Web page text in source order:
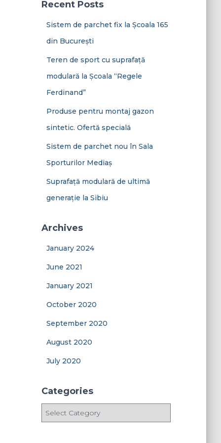
Recent Posts
Sistem de parchet fix la Școala 165
din București
Teren de sport cu suprafață
modulară la Școala “Regele
Ferdinand”
Produse pentru montaj gazon
sintetic. Ofertă specială
Sistem de parchet nou în Sala
Sporturilor Mediaș
Suprafață modulară de ultimă
generație la Sibiu
Archives
January 2024
June 2021
January 2021
October 2020
September 2020
August 2020
July 2020
Categories